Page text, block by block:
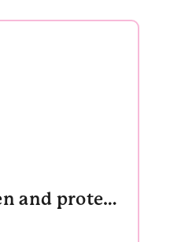
Brighten and protect kit